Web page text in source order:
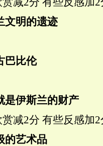
文明的遗迹
巴比伦
是伊斯兰的财产
赏减2分 有些反感加2
的艺术品